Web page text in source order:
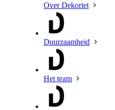
Over Dekoriet
Duurzaamheid
Het team